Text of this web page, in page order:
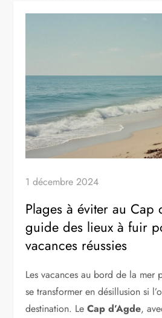
1 décembre 2024
Plages à éviter au Cap
guide des lieux à fuir
vacances réussies
Les vacances au bord de la mer
se transformer en désillusion si
destination. LeCap d’Agde,